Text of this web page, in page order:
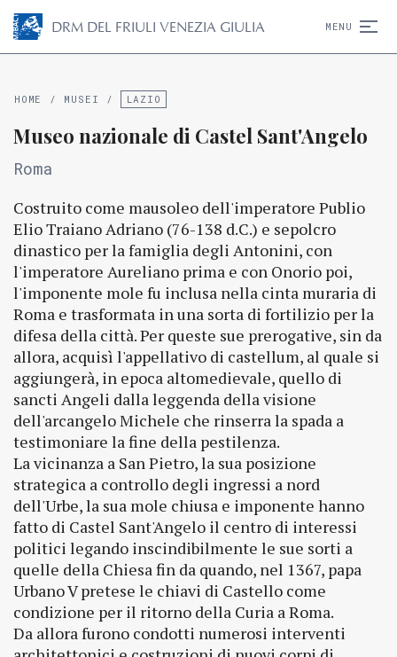
DRM DEL FRIULI VENEZIA GIULIA MENU
HOME / MUSEI / LAZIO
Museo nazionale di Castel Sant'Angelo
Roma
Costruito come mausoleo dell'imperatore Publio
Elio Traiano Adriano (76-138 d.C.) e sepolcro
dinastico per la famiglia degli Antonini, con
l'imperatore Aureliano prima e con Onorio poi,
l'imponente mole fu inclusa nella cinta muraria di
Roma e trasformata in una sorta di fortilizio per la
difesa della città. Per queste sue prerogative, sin da
allora, acquisì l'appellativo di castellum, al quale si
aggiungerà, in epoca altomedievale, quello di
sancti Angeli dalla leggenda della visione
dell'arcangelo Michele che rinserra la spada a
testimoniare la fine della pestilenza.
La vicinanza a San Pietro, la sua posizione
strategica a controllo degli ingressi a nord
dell'Urbe, la sua mole chiusa e imponente hanno
fatto di Castel Sant'Angelo il centro di interessi
politici legando inscindibilmente le sue sorti a
quelle della Chiesa fin da quando, nel 1367, papa
Urbano V pretese le chiavi di Castello come
condizione per il ritorno della Curia a Roma.
Da allora furono condotti numerosi interventi